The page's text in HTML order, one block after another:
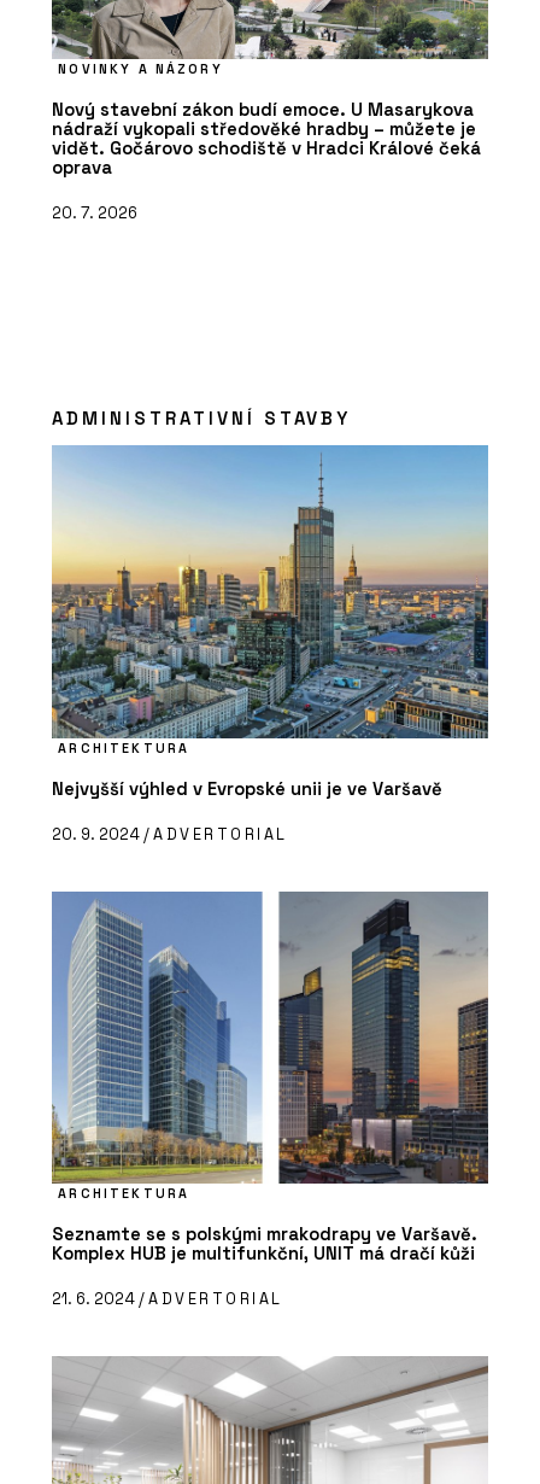
NOVINKY A NÁZORY
Nový stavební zákon budí emoce. U Masarykova
nádraží vykopali středověké hradby – můžete je
vidět. Gočárovo schodiště v Hradci Králové čeká
oprava
20. 7. 2026
ADMINISTRATIVNÍ STAVBY
ARCHITEKTURA
Nejvyšší výhled v Evropské unii je ve Varšavě
20. 9. 2024 /ADVERTORIAL
ARCHITEKTURA
Seznamte se s polskými mrakodrapy ve Varšavě.
Komplex HUB je multifunkční, UNIT má dračí kůži
21. 6. 2024 /ADVERTORIAL